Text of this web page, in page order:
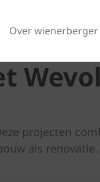
Over wienerberger
projecten
als renovatie.